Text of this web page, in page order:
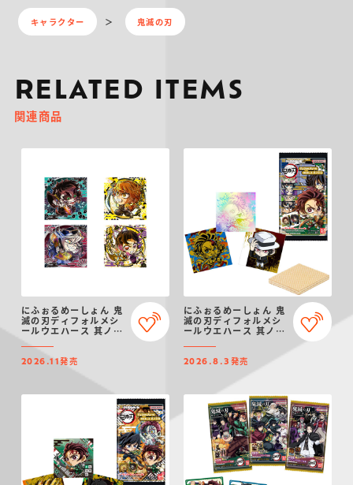
キャラクター 鬼滅の刃
RELATED ITEMS
関連商品
にふぉるめーしょん 鬼
滅の刃ディフォルメシ
ールウエハース 其ノ十
2026.11発売
にふぉるめーしょん 鬼
滅の刃ディフォルメシ
ールウエハース 其ノ十
2026.8.3 発売